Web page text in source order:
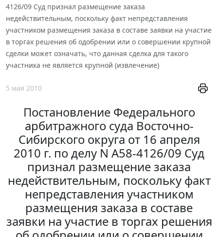
4126/09 Суд признал размещение заказа
недействительным, поскольку факт непредставления
участником размещения заказа в составе заявки на участие
в торгах решения об одобрении или о совершении крупной
сделки может означать, что данная сделка для такого
участника не является крупной (извлечение)
5 мая 2010
Постановление Федерального
арбитражного суда Восточно-
Сибирского округа от 16 апреля
2010 г. по делу N А58-4126/09 Суд
признал размещение заказа
недействительным, поскольку факт
непредставления участником
размещения заказа в составе
заявки на участие в торгах решения